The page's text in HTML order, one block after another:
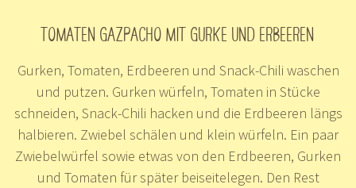
TOMATEN GAZPACHO MIT GURKE UND ERBEEREN
Gurken, Tomaten, Erdbeeren und Snack-Chili waschen
und putzen. Gurken würfeln, Tomaten in Stücke
schneiden, Snack-Chili hacken und die Erdbeeren längs
halbieren. Zwiebel schälen und klein würfeln. Ein paar
Zwiebelwürfel sowie etwas von den Erdbeeren, Gurken
und Tomaten für später beiseitelegen. Den Rest